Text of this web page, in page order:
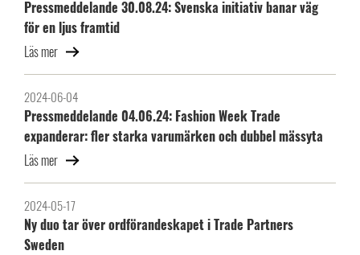
Pressmeddelande 30.08.24: Svenska initiativ banar väg
för en ljus framtid
Läs mer
2024-06-04
Pressmeddelande 04.06.24: Fashion Week Trade
expanderar: fler starka varumärken och dubbel mässyta
Läs mer
2024-05-17
Ny duo tar över ordförandeskapet i Trade Partners
Sweden